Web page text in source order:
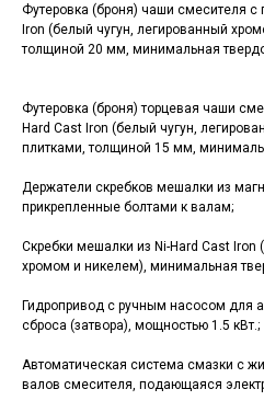
Футеровка (броня) чаши смесителя с
Iron (белый чугун, легированный
толщиной 20 мм, минимальная
Футеровка (броня) торцевая чаши
Hard Cast Iron (белый чугун,
плитками, толщиной 15 мм,
Держатели скребков мешалки из
прикрепленные болтами к валам;
Скребки мешалки из Ni-Hard Cast Iron
хромом и никелем), минимальная
Гидропривод с ручным насосом для
сброса (затвора), мощностью 1.5 кВт.;
Автоматическая система смазки с
валов смесителя, подающаяся